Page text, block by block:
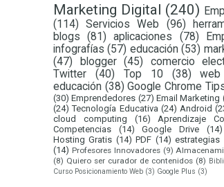
Marketing Digital (240)
(114)
Servicios Web (96)
blogs
(81) aplicaciones (78)
infografías (57) educación (53)
(47)
blogger (45) comercio
Twitter
(40) Top 10 (38)
educación (38) Google Chrome
(30) Emprendedores (27) Email Marketing
(24) Tecnología Educativa (24) Android
cloud computing
(16) Aprendizaje
Competencias
(14) Google Drive (14)
Hosting Gratis (14) PDF (14) estrategias
(14) Profesores Innovadores (9)
(8) Quiero ser curador de contenidos (8)
Curso Posicionamiento Web (3) Google Plus (3)